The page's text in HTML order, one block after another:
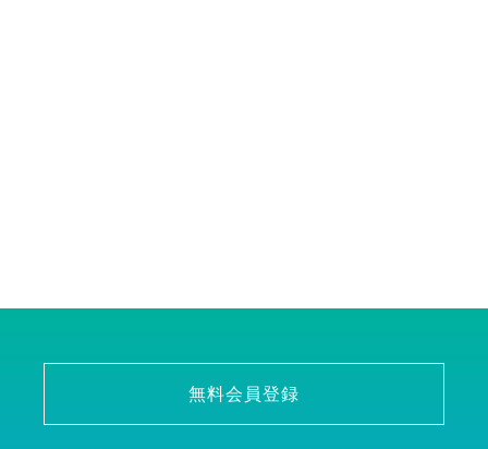
無料会員登録